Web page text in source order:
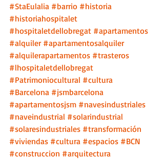
#StaEulalia #barrio #historia
#historiahospitalet
#hospitaletdellobregat #apartamentos
#alquiler #apartamentosalquiler
#alquilerapartamentos #trasteros
#lhospitaletdellobregat
#Patrimoniocultural #cultura
#Barcelona #jsmbarcelona
#apartamentosjsm #navesindustriales
#naveindustrial #solarindustrial
#solaresindustriales #transformación
#viviendas #cultura #espacios #BCN
#construccion #arquitectura